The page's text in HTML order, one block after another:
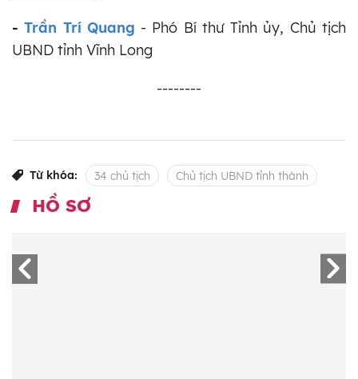
-Trần Trí Quang - Phó Bí thư Tỉnh ủy, Chủ tịch
UBND tỉnh Vĩnh Long
--------
Từ khóa: 34 chủ tịch Chủ tịch UBND tỉnh thành
HỒ SƠ